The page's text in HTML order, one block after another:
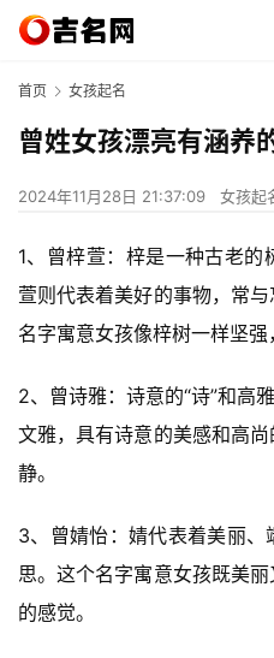
首页 女孩起名
曾姓女孩漂亮有涵养
2024年11月28日 21:37:09 女孩起
1、曾梓萱：梓是一种古老的
萱则代表着美好的事物，常
名字寓意女孩像梓树一样坚强
2、曾诗雅：诗意的“诗”和高
文雅，具有诗意的美感和高
静。
3、曾婧怡：婧代表着美丽
思。这个名字寓意女孩既美
的感觉。